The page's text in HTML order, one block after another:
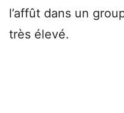
l’affût dans un
très élevé.